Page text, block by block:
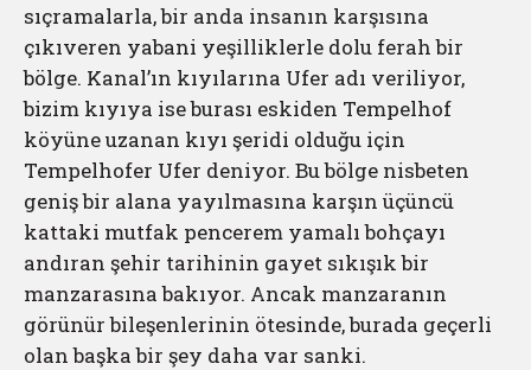
sıçramalarla, bir anda insanın karşısına
çıkıveren yabani yeşilliklerle dolu ferah bir
bölge. Kanal’ın kıyılarına Ufer adı veriliyor,
bizim kıyıya ise burası eskiden Tempelhof
köyüne uzanan kıyı şeridi olduğu için
Tempelhofer Ufer deniyor. Bu bölge nisbeten
geniş bir alana yayılmasına karşın üçüncü
kattaki mutfak pencerem yamalı bohçayı
andıran şehir tarihinin gayet sıkışık bir
manzarasına bakıyor. Ancak manzaranın
görünür bileşenlerinin ötesinde, burada geçerli
olan başka bir şey daha var sanki.